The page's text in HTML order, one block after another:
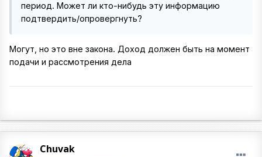
период. Может ли кто-нибудь эту информацию
подтвердить/опровергнуть?
Могут, но это вне закона. Доход должен быть на момент
подачи и рассмотрения дела
Chuvak